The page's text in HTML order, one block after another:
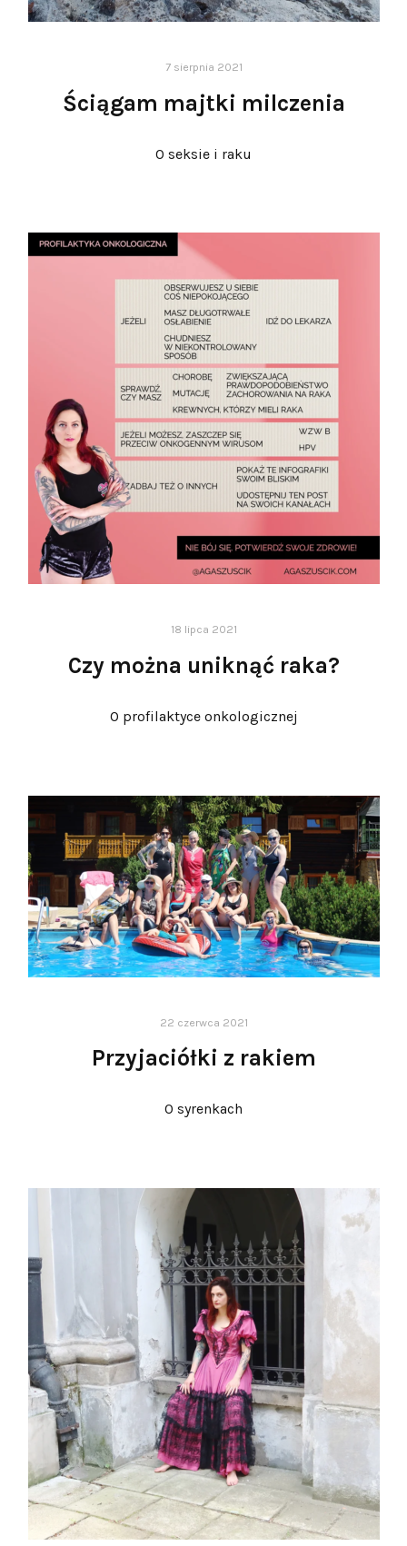
7 sierpnia 2021
Ściągam majtki milczenia
O seksie i raku
18 lipca 2021
Czy można uniknąć raka?
O profilaktyce onkologicznej
22 czerwca 2021
Przyjaciółki z rakiem
O syrenkach